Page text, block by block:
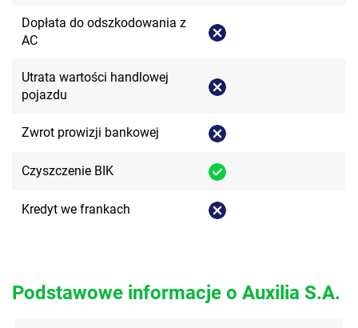
Dopłata do odszkodowania z
AC
Utrata wartości handlowej
pojazdu
Zwrot prowizji bankowej
Czyszczenie BIK
Kredyt we frankach
Podstawowe informacje o Auxilia S.A.